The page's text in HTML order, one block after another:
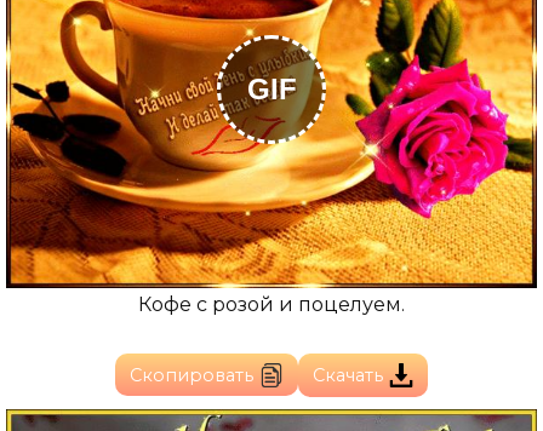
GIF
Кофе с розой и поцелуем.
Скопировать Скачать